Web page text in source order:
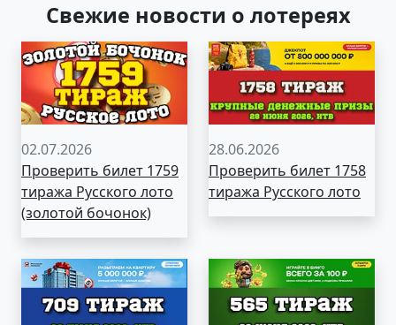
Свежие новости о лотереях
02.07.2026
Проверить билет 1759
тиража Русского лото
(золотой бочонок)
28.06.2026
Проверить билет 1758
тиража Русского лото